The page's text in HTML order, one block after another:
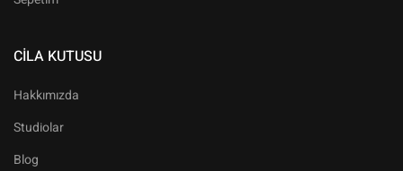
CILA KUTUSU
Hakkımızda
Studiolar
Blog